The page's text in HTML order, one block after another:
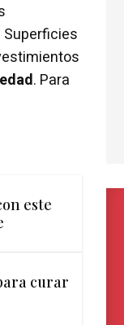
. Para
este
curar